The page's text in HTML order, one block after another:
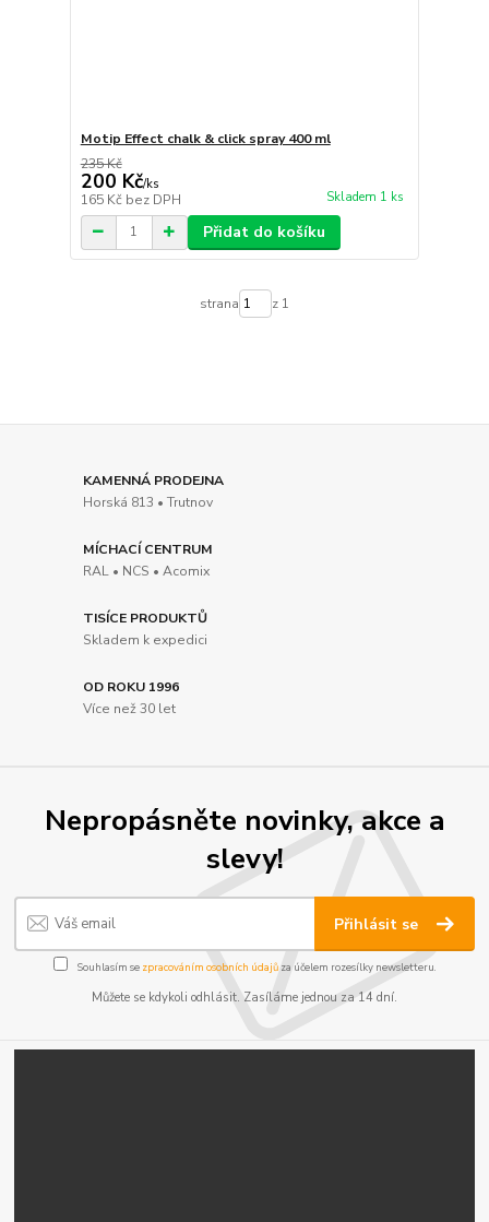
Motip Effect chalk & click spray 400 ml
235 Kč
200 Kč/ks
165 Kč bez DPH Skladem 1 ks
Přidat do košíku
strana z 1
KAMENNÁ PRODEJNA
Horská 813 • Trutnov
MÍCHACÍ CENTRUM
RAL • NCS • Acomix
TISÍCE PRODUKTŮ
Skladem k expedici
OD ROKU 1996
Více než 30 let
Nepropásněte novinky, akce a
slevy!
Přihlásit se
Souhlasím se zpracováním osobních údajůza účelem rozesílky newsletteru.
Můžete se kdykoli odhlásit. Zasíláme jednou za 14 dní.